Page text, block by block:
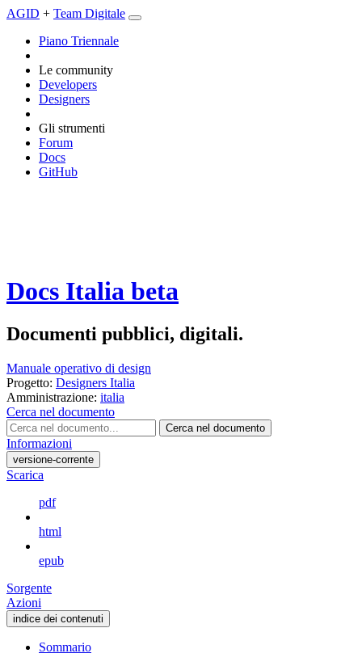
AGID + Team Digitale
Piano Triennale
Le community
Developers
Designers
Gli strumenti
Forum
Docs
GitHub
Docs Italia beta
Documenti pubblici, digitali.
Manuale operativo di design
Progetto: Designers Italia
Amministrazione: italia
Cerca nel documento
Cerca nel documento
Informazioni
versione-corrente
Scarica
pdf
html
epub
Sorgente
Azioni
indice dei contenuti
Sommario